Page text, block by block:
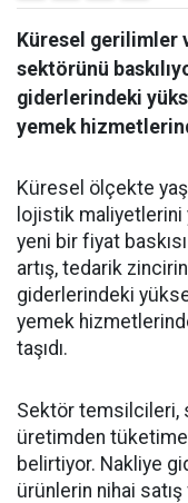
Küresel gerilimler
sektörünü
giderlerindeki
yemek
Küresel ölçekte
lojistik maliyetlerini
yeni bir fiyat
artış, tedarik
giderlerindeki
yemek
taşıdı.
Sektör temsilcileri,
üretimden
belirtiyor. Nakliye
ürünlerin nihai satış